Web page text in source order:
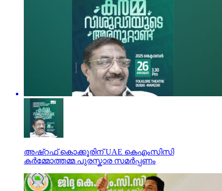
അഷ്‌റഫ് കൊക്കൂരിന് UAE കെഎംസിസി
കർമ്മോത്തമ്മ പുരസ്കാര സമർപ്പണം